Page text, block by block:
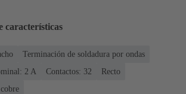
características
Terminación de soldadura por ondas
‌2 A
Contactos: 32
Recto